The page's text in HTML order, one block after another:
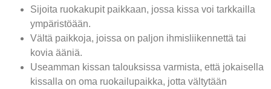
Sijoita ruokakupit paikkaan, jossa kissa voi tarkkailla
ympäristöään.
Vältä paikkoja, joissa on paljon ihmisliikennettä tai
kovia ääniä.
Useamman kissan talouksissa varmista, että jokaisella
kissalla on oma ruokailupaikka, jotta vältytään